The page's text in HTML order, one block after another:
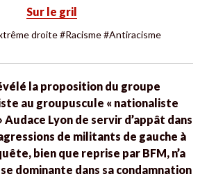
Sur le gril
droite#Racisme#Antiracisme
la proposition du groupe
au groupuscule « nationaliste
Lyon de servir d’appât dans
de militants de gauche à
bien que reprise par BFM, n’a
dominante dans sa condamnation